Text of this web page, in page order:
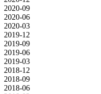
2020-09
2020-06
2020-03
2019-12
2019-09
2019-06
2019-03
2018-12
2018-09
2018-06